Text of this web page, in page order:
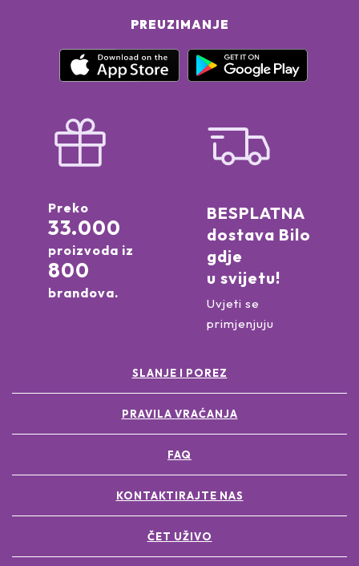
PREUZIMANJE
Preko
33.000
proizvoda iz
800
brandova.
BESPLATNA
dostava Bilo
gdje
u svijetu!
Uvjeti se
primjenjuju
SLANJE I POREZ
PRAVILA VRAĆANJA
FAQ
KONTAKTIRAJTE NAS
ČET UŽIVO